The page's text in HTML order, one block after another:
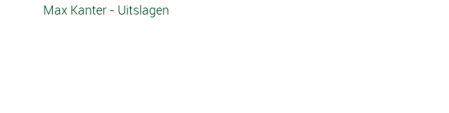
Max Kanter - Uitslagen